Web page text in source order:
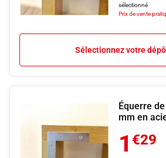
sélectionné
Prix de vente
Sélectionnez votre
Équerre
mm en
1 €29